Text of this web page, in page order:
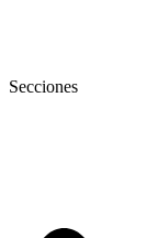
Secciones